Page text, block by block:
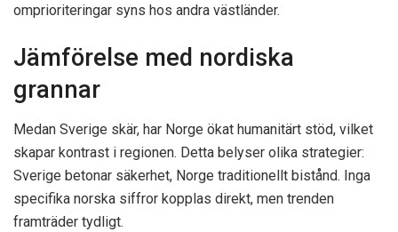
omprioriteringar syns hos andra västländer.
Jämförelse med nordiska
grannar
Medan Sverige skär, har Norge ökat humanitärt stöd, vilket
skapar kontrast i regionen. Detta belyser olika strategier:
Sverige betonar säkerhet, Norge traditionellt bistånd. Inga
specifika norska siffror kopplas direkt, men trenden
framträder tydligt.